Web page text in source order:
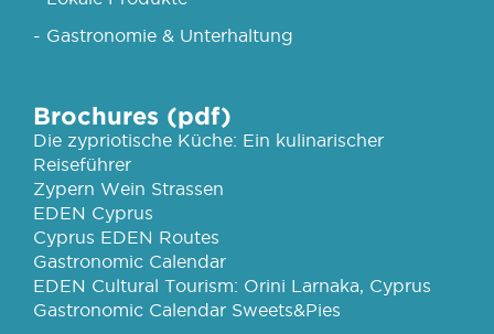
- Gastronomie & Unterhaltung
Brochures (pdf)
Die zypriotische Küche: Ein kulinarischer
Reiseführer
Zypern Wein Strassen
EDEN Cyprus
Cyprus EDEN Routes
Gastronomic Calendar
EDEN Cultural Tourism: Orini Larnaka, Cyprus
Gastronomic Calendar Sweets&Pies